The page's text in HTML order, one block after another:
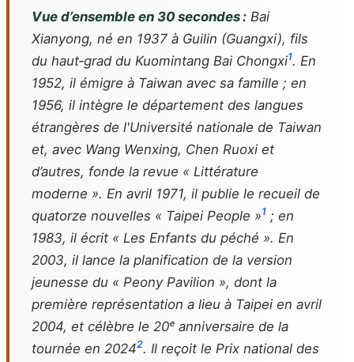
Vue d’ensemble en 30 secondes : Bai
Xianyong, né en 1937 à Guilin (Guangxi), fils
du haut‑grad du Kuomintang Bai Chongxi1. En
1952, il émigre à Taiwan avec sa famille ; en
1956, il intègre le département des langues
étrangères de l'Université nationale de Taiwan
et, avec Wang Wenxing, Chen Ruoxi et
d’autres, fonde la revue « Littérature
moderne ». En avril 1971, il publie le recueil de
quatorze nouvelles « Taipei People »1 ; en
1983, il écrit « Les Enfants du péché ». En
2003, il lance la planification de la version
jeunesse du « Peony Pavilion », dont la
première représentation a lieu à Taipei en avril
2004, et célèbre le 20ᵉ anniversaire de la
tournée en 20242. Il reçoit le Prix national des